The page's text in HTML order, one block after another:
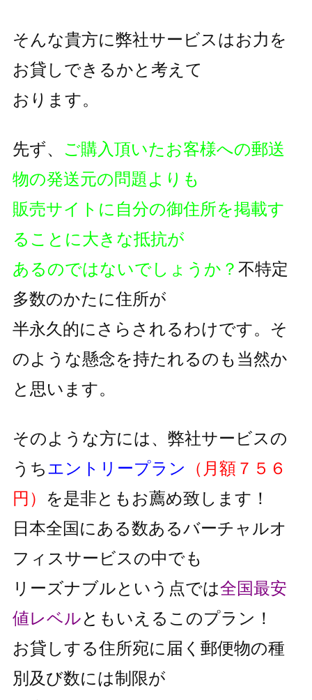
そんな貴方に弊社サービスはお力を
お貸しできるかと考えて
おります。
先ず、 ご購入頂いたお客様への郵送
物の発送元の問題よりも
販売サイトに自分の御住所を掲載す
ることに大きな抵抗が
あるのではないでしょうか？ 不特定
多数のかたに住所が
半永久的にさらされるわけです。そ
のような懸念を持たれるのも 当然か
と思います。
そのような方には、弊社サービスの
うちエントリープラン
（月額７５６
円） を是非ともお薦め致します！
日本全国にある数あるバーチャルオ
フィスサービスの中でも
リーズナブルという点では全国最安
値レベルと もいえるこのプラン！
お貸しする住所宛に届く郵便物の種
別及び数には制限が